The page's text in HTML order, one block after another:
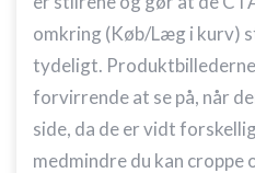
omkring (Køb/Læg i kurv)
tydeligt.
forvirrende at se på, når
side, da de er vidt
medmindre du kan croppe
Måle indholdseffektivitet
Forstå målgrupper gennem
kombinationer af